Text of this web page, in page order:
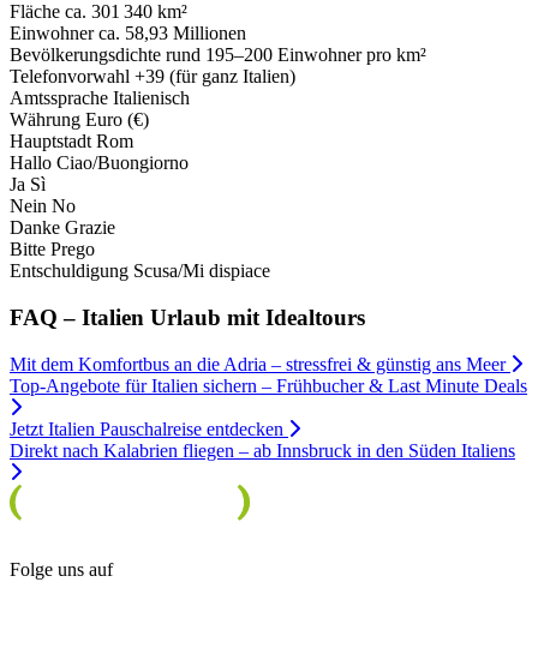
Fläche ca. 301 340 km²
Einwohner ca. 58,93 Millionen
Bevölkerungsdichte rund 195–200 Einwohner pro km²
Telefonvorwahl +39 (für ganz Italien)
Amtssprache Italienisch
Währung Euro (€)
Hauptstadt Rom
Hallo Ciao/Buongiorno
Ja Sì
Nein No
Danke Grazie
Bitte Prego
Entschuldigung Scusa/Mi dispiace
FAQ – Italien Urlaub mit Idealtours
Mit dem Komfortbus an die Adria – stressfrei & günstig ans Meer
Top-Angebote für Italien sichern – Frühbucher & Last Minute Deals
Jetzt Italien Pauschalreise entdecken
Direkt nach Kalabrien fliegen – ab Innsbruck in den Süden Italiens
Folge uns auf